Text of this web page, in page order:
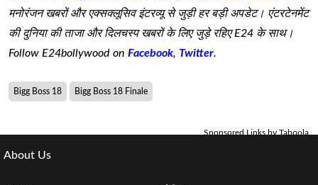
मनोरंजन खबरों और एक्सक्लूसिव इंटरव्यू से जुड़ी हर बड़ी अपडेट। एंटरटेनमेंट
की दुनिया की ताजा और दिलचस्प खबरों के लिए जुड़े रहिए E24 के साथ।
Follow E24bollywood on Facebook, Twitter.
Bigg Boss 18 Bigg Boss 18 Finale
Sponsored Links by Taboola
About Us